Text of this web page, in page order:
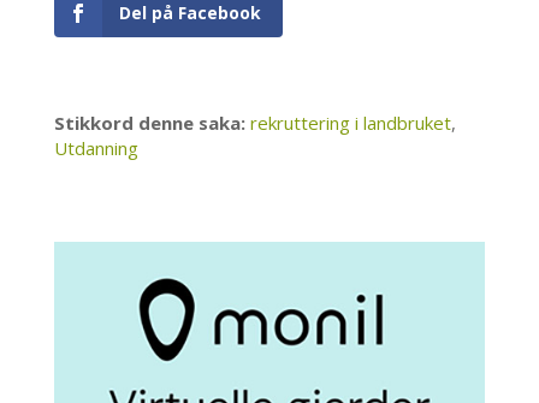
Del på Facebook
Stikkord denne saka: rekruttering i landbruket,
Utdanning